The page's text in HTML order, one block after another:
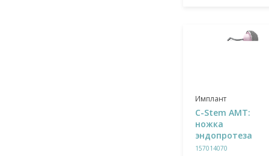
Имплант
C-Stem AMT:
ножка
эндопротеза
157014070